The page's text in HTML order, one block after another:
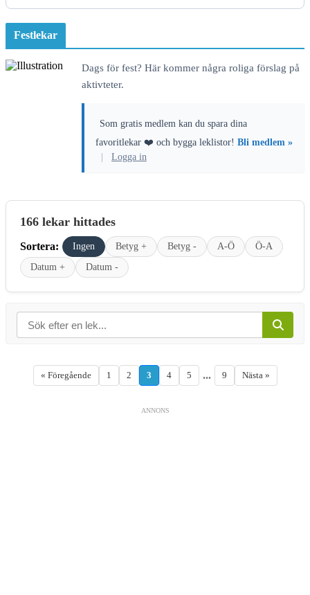
Festlekar
Dags för fest? Här kommer några roliga förslag på
aktivteter.
Som gratis medlem kan du spara dina
favoritlekar ❤️ och bygga leklistor! Bli medlem »
Logga in
166 lekar hittades
Sortera: Ingen Betyg + Betyg - A-Ö
Ö-A
Datum +
Datum -
« Föregående 1 2 3 4 5 ... 9 Nästa »
ANNONS